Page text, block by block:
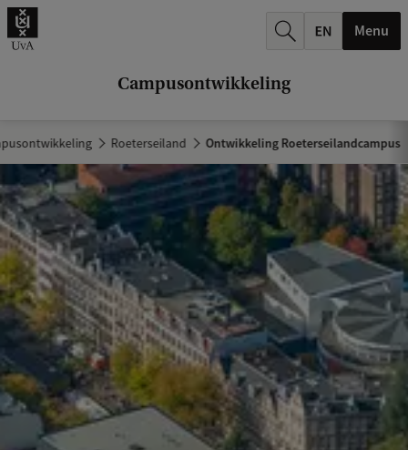
Campusontwikkeling
Menu
Roeterseiland Ontwikkeling Roeterseilandcampus